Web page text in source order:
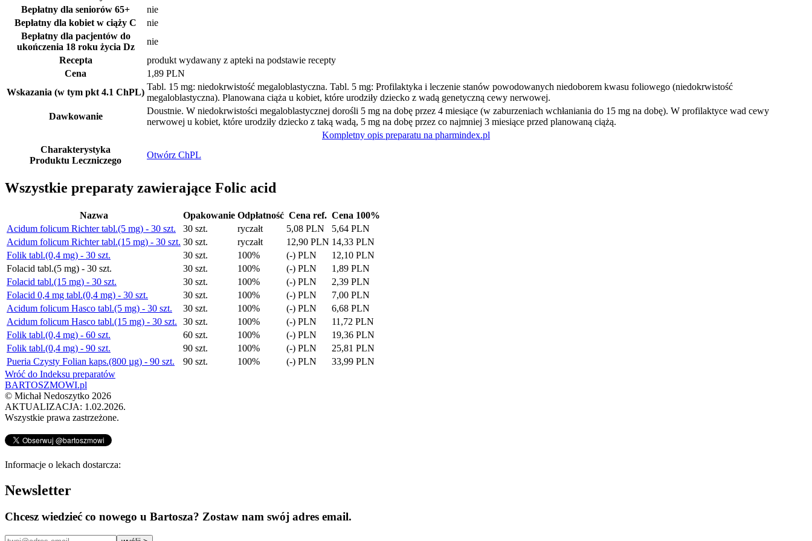
Bepłatny dla seniorów 65+
nie
Bepłatny dla kobiet w ciąży C
nie
Bepłatny dla pacjentów do
ukończenia 18 roku życia Dz
nie
Recepta
produkt wydawany z apteki na podstawie recepty
Cena
1,89 PLN
Wskazania (w tym pkt 4.1 ChPL)
Tabl. 15 mg: niedokrwistość megaloblastyczna. Tabl. 5 mg: Profilaktyka i leczenie stanów powodowanych niedoborem kwasu foliowego (niedokrwistość
megaloblastyczna). Planowana ciąża u kobiet, które urodziły dziecko z wadą genetyczną cewy nerwowej.
Dawkowanie
Doustnie. W niedokrwistości megaloblastycznej dorośli 5 mg na dobę przez 4 miesiące (w zaburzeniach wchłaniania do 15 mg na dobę). W profilaktyce wad cewy
nerwowej u kobiet, które urodziły dziecko z taką wadą, 5 mg na dobę przez co najmniej 3 miesiące przed planowaną ciążą.
Kompletny opis preparatu na pharmindex.pl
Charakterystyka
Produktu Leczniczego
Otwórz ChPL
Wszystkie preparaty zawierające Folic acid
Nazwa Opakowanie Odpłatność Cena ref. Cena 100%
Acidum folicum Richter tabl.(5 mg) - 30 szt.
30 szt. ryczałt 5,08 PLN
5,64 PLN
Acidum folicum Richter tabl.(15 mg) - 30 szt. 30 szt. ryczałt 12,90 PLN 14,33 PLN
Folik tabl.(0,4 mg) - 30 szt.
30 szt. 100% (-) PLN
12,10 PLN
Folacid tabl.(5 mg) - 30 szt.
30 szt. 100% (-) PLN
1,89 PLN
Folacid tabl.(15 mg) - 30 szt.
30 szt. 100% (-) PLN
2,39 PLN
Folacid 0,4 mg tabl.(0,4 mg) - 30 szt.
30 szt. 100% (-) PLN
7,00 PLN
Acidum folicum Hasco tabl.(5 mg) - 30 szt.
30 szt. 100% (-) PLN
6,68 PLN
Acidum folicum Hasco tabl.(15 mg) - 30 szt.
30 szt. 100% (-) PLN
11,72 PLN
Folik tabl.(0,4 mg) - 60 szt.
60 szt. 100% (-) PLN
19,36 PLN
Folik tabl.(0,4 mg) - 90 szt.
90 szt. 100% (-) PLN
25,81 PLN
Pueria Czysty Folian kaps.(800 µg) - 90 szt.
90 szt. 100% (-) PLN
33,99 PLN
Wróć do Indeksu preparatów
BARTOSZMOWI.pl
© Michał Nedoszytko 2026
AKTUALIZACJA: 1.02.2026.
Wszystkie prawa zastrzeżone.
Informacje o lekach dostarcza:
Newsletter
Chcesz wiedzieć co nowego u Bartosza? Zostaw nam swój adres email.